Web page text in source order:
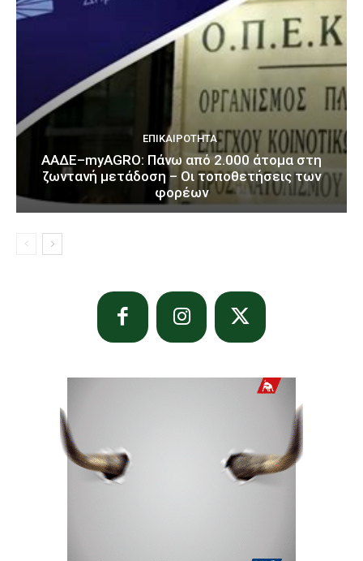
ΕΠΙΚΑΙΡΌΤΗΤΑ
ΑΑΔΕ–myAGRO: Πάνω από 2.000 άτομα στη
ζωντανή μετάδοση – Οι τοποθετήσεις των
φορέων